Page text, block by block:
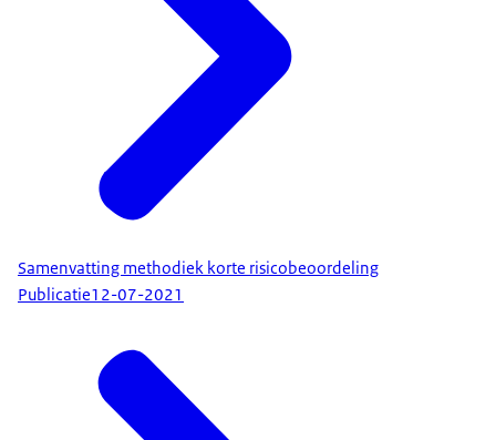
Samenvatting methodiek korte risicobeoordeling
Publicatie12-07-2021